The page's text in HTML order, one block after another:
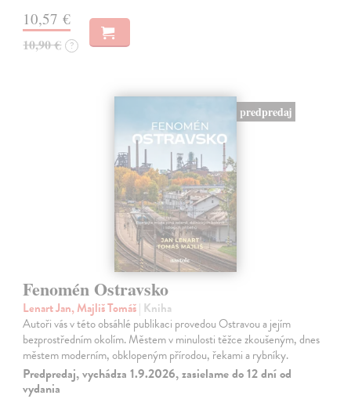
10,57 €
10,90 € ?
predpredaj
Fenomén Ostravsko
Lenart Jan, Majliš Tomáš| Kniha
Autoři vás v této obsáhlé publikaci provedou Ostravou a jejím
bezprostředním okolím. Městem v minulosti těžce zkoušeným, dnes
městem moderním, obklopeným přírodou, řekami a rybníky.
Predpredaj, vychádza 1.9.2026, zasielame do 12 dní od
vydania